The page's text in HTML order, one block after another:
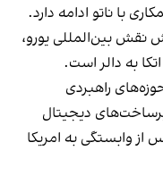
با ناتو ادامه دارد.
نقش بین‌المللی یورو،
به دالر است.
راهبردی
دیجیتال
وابستگی به امریکا